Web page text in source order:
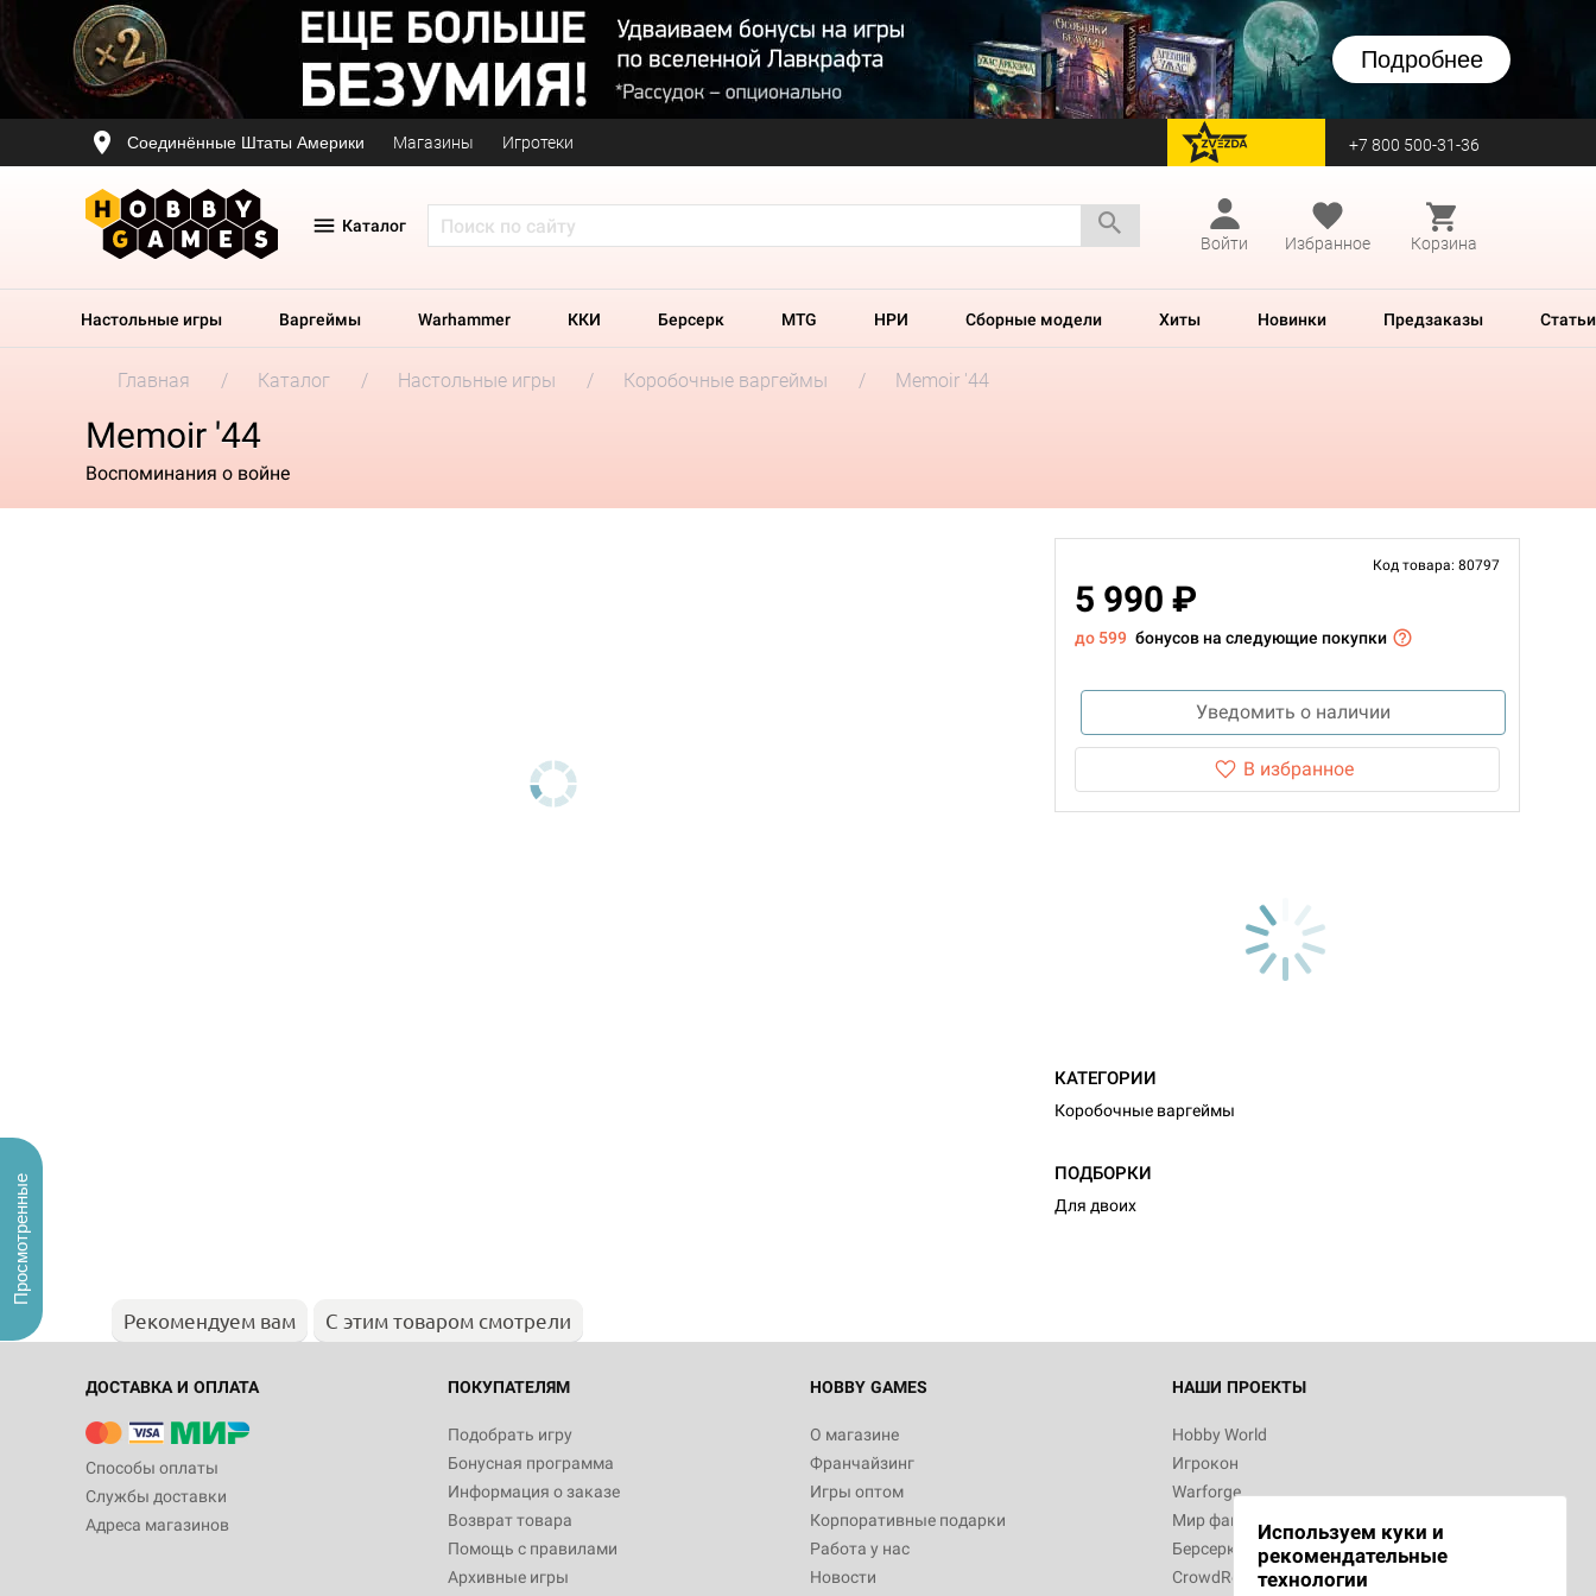
Подробнее
Соединённые Штаты Америки Магазины Игротеки перейти на Zvezda +7 800 500-31-36
Каталог
Войти
Избранное Корзина
Настольные игры Варгеймы Warhammer ККИ Берсерк MTG НРИ Сборные модели Хиты Новинки Предзаказы Статьи
Главная Каталог Настольные игры Коробочные варгеймы Memoir '44
Memoir '44
Воспоминания о войне
Код товара: 80797
5 990 ₽
до 599 бонусов на следующие покупки
Уведомить о наличии
В избранное
КАТЕГОРИИ
Коробочные варгеймы
ПОДБОРКИ
Для двоих
Рекомендуем вам С этим товаром смотрели
ДОСТАВКА И ОПЛАТА
Способы оплаты
Службы доставки
Адреса магазинов
ПОКУПАТЕЛЯМ
Подобрать игру
Бонусная программа
Информация о заказе
Возврат товара
Помощь с правилами
Архивные игры
HOBBY GAMES
О магазине
Франчайзинг
Игры оптом
Корпоративные подарки
Работа у нас
Новости
НАШИ ПРОЕКТЫ
Hobby World
Игрокон
Warforge
Мир фантастики
Берсерк
CrowdRepublic
Используем куки и
рекомендательные
технологии
Просмотренные
Настольная игра Hobby World Журнал
"Мир фантастики. Спецвыпуск: Братья
империи: Боевая тревога
799
Настольная игра Hobby World Сумерки
империи. Четвёртая редакция: Грозовой
Рубеж
12 990